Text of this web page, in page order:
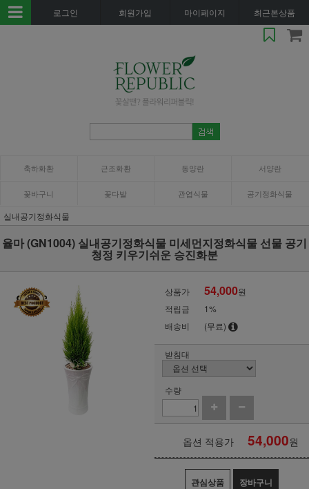
로그인 회원가입 마이페이지 최근본상품
축하화환 근조화환 동양란 서양란
꽃바구니 꽃다발 관엽식물 공기정화식물
실내공기정화식물
율마 (GN1004) 실내공기정화식물 미세먼지정화식물 선물 공기
청정 키우기쉬운 승진화분
상품가 54,000원
적립금
1%
배송비
(무료)
받침대
수량
옵션 적용가 54,000원
관심상품 장바구니